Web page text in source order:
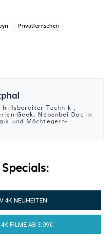
Privatfernsehen
hilfsbereiter Technik-,
Geek. Nebenbei Doc in
und Möchtegern-
4K NEUHEITEN
FILME AB 3.99€